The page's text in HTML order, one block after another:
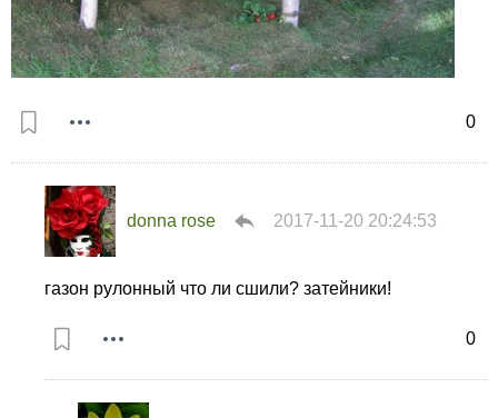
0
donna rose 2017-11-20 20:24:53
0
газон рулонный что ли сшили? затейники!